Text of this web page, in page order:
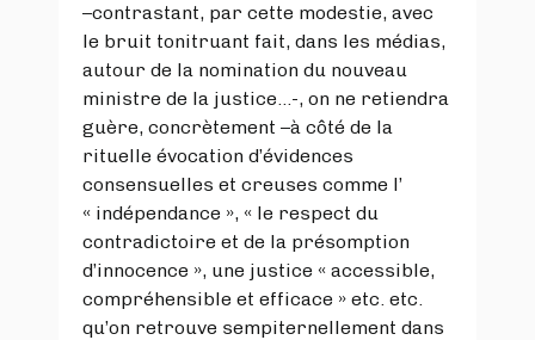
–contrastant, par cette modestie, avec
le bruit tonitruant fait, dans les médias,
autour de la nomination du nouveau
ministre de la justice…-, on ne retiendra
guère, concrètement –à côté de la
rituelle évocation d’évidences
consensuelles et creuses comme l’
« indépendance », « le respect du
contradictoire et de la présomption
d’innocence », une justice « accessible,
compréhensible et efficace » etc. etc.
qu’on retrouve sempiternellement dans